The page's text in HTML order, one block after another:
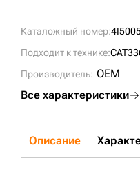
Каталожный номер:
Подходит к технике:
Производитель: OEM
Все характеристики
Описание